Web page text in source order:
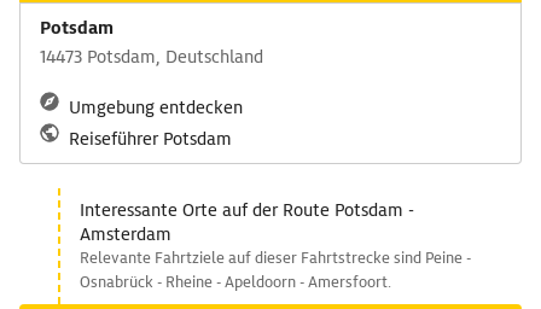
Potsdam
14473 Potsdam, Deutschland
Umgebung entdecken
Reiseführer Potsdam
Interessante Orte auf der Route Potsdam -
Amsterdam
Relevante Fahrtziele auf dieser Fahrtstrecke sind Peine -
Osnabrück - Rheine - Apeldoorn - Amersfoort.